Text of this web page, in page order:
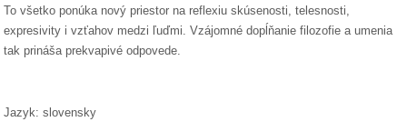
To všetko ponúka nový priestor na reflexiu skúsenosti, telesnosti,
expresivity i vzťahov medzi ľuďmi. Vzájomné dopĺňanie filozofie a umenia
tak prináša prekvapivé odpovede.
Jazyk: slovensky